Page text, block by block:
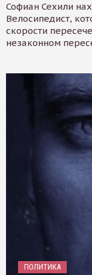
Софиан Сехили
Велосипедист,
скорости
незаконном
ПОЛИТИКА